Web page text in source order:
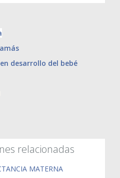
desarrollo del bebé
relacionadas
MATERNA